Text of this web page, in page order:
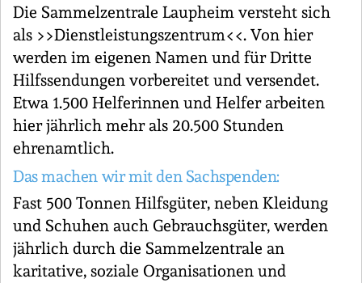
Die Sammelzentrale Laupheim versteht sich
als >>Dienstleistungszentrum<<. Von hier
werden im eigenen Namen und für Dritte
Hilfssendungen vorbereitet und versendet.
Etwa 1.500 Helferinnen und Helfer arbeiten
hier jährlich mehr als 20.500 Stunden
ehrenamtlich.
Das machen wir mit den Sachspenden:
Fast 500 Tonnen Hilfsgüter, neben Kleidung
und Schuhen auch Gebrauchsgüter, werden
jährlich durch die Sammelzentrale an
karitative, soziale Organisationen und